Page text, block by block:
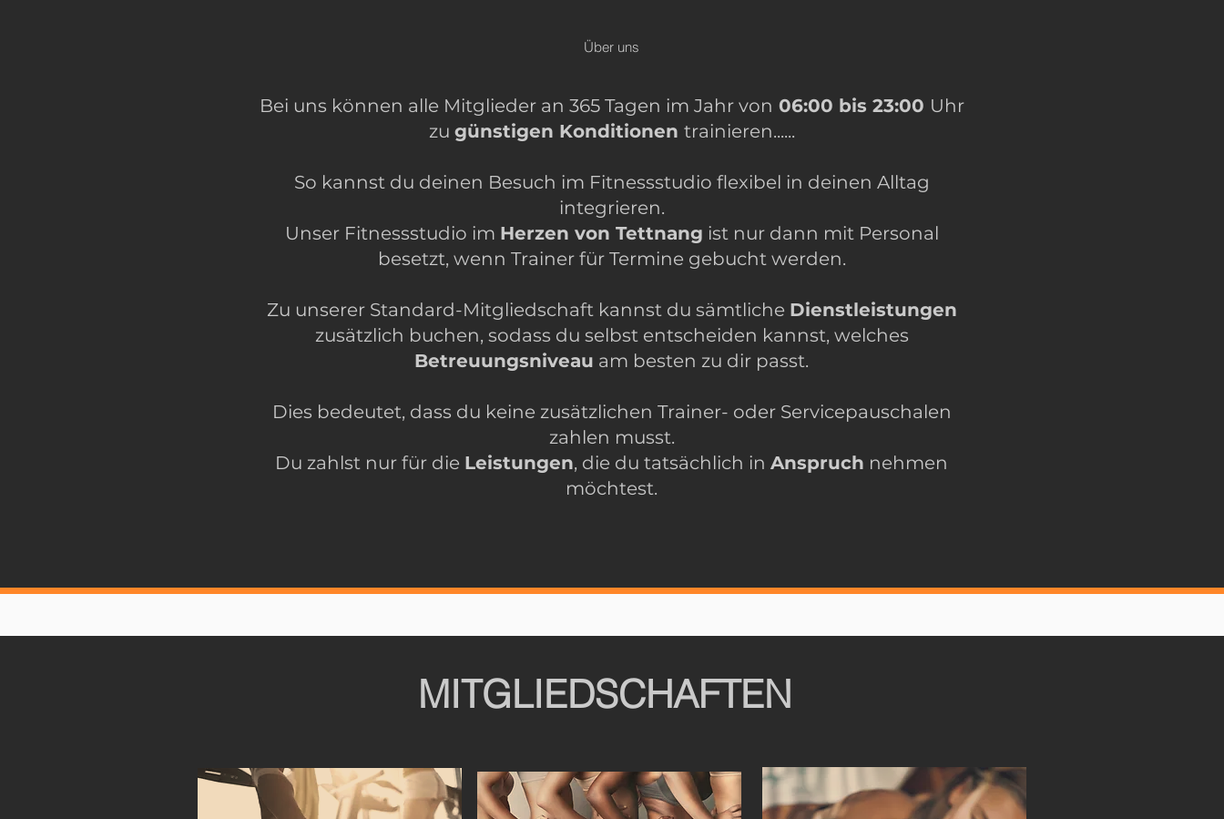
Über uns
Bei uns können alle Mitglieder an 365 Tagen im Jahr von 06:00 bis 23:00 Uhr
zu günstigen Konditionen trainieren......
So kannst du deinen Besuch im Fitnessstudio flexibel in deinen Alltag
integrieren.
Unser Fitnessstudio im Herzen von Tettnang ist nur dann mit Personal
besetzt, wenn Trainer für Termine gebucht werden.
Zu unserer Standard-Mitgliedschaft kannst du sämtliche Dienstleistungen
zusätzlich buchen, sodass du selbst entscheiden kannst, welches
Betreuungsniveau am besten zu dir passt.
Dies bedeutet, dass du keine zusätzlichen Trainer- oder Servicepauschalen
zahlen musst.
Du zahlst nur für die Leistungen, die du tatsächlich in Anspruch nehmen
möchtest.
MITGLIEDSCHAFTEN